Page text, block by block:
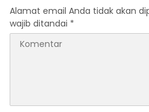
Alamat email Anda tidak akan
wajib ditandai *